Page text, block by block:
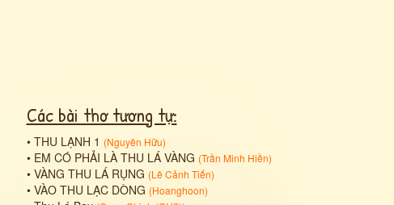
Các bài thơ tương tự:
• THU LẠNH 1 (Nguyên Hữu)
• EM CÓ PHẢI LÀ THU LÁ VÀNG (Trần Minh Hiền)
• VÀNG THU LÁ RỤNG (Lê Cảnh Tiến)
• VÀO THU LẠC DÒNG (Hoanghoon)